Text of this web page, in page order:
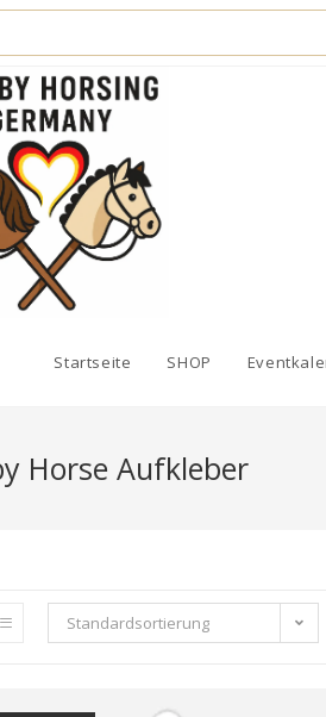
Startseite SHOP
Horse Aufkleber
Standardsortierung